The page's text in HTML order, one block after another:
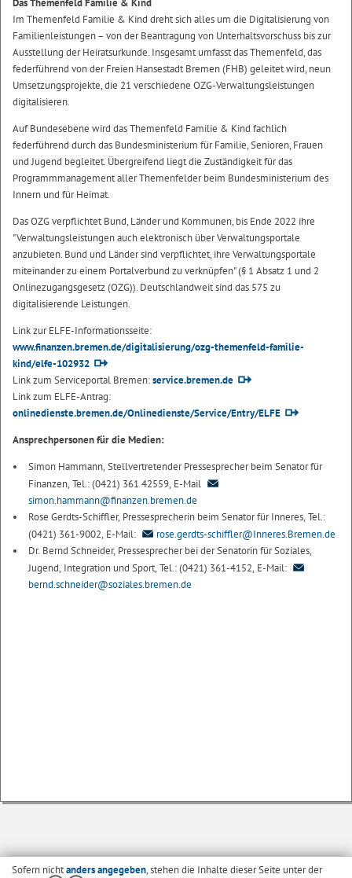
Das Themenfeld Familie & Kind
Im Themenfeld Familie & Kind dreht sich alles um die Digitalisierung von
Familienleistungen – von der Beantragung von Unterhaltsvorschuss bis zur
Ausstellung der Heiratsurkunde. Insgesamt umfasst das Themenfeld, das
federführend von der Freien Hansestadt Bremen (FHB) geleitet wird, neun
Umsetzungsprojekte, die 21 verschiedene OZG-Verwaltungsleistungen
digitalisieren.
Auf Bundesebene wird das Themenfeld Familie & Kind fachlich
federführend durch das Bundesministerium für Familie, Senioren, Frauen
und Jugend begleitet. Übergreifend liegt die Zuständigkeit für das
Programmmanagement aller Themenfelder beim Bundesministerium des
Innern und für Heimat.
Das OZG verpflichtet Bund, Länder und Kommunen, bis Ende 2022 ihre
"Verwaltungsleistungen auch elektronisch über Verwaltungsportale
anzubieten. Bund und Länder sind verpflichtet, ihre Verwaltungsportale
miteinander zu einem Portalverbund zu verknüpfen" (§ 1 Absatz 1 und 2
Onlinezugangsgesetz (OZG)). Deutschlandweit sind das 575 zu
digitalisierende Leistungen.
Link zur ELFE-Informationsseite:
www.finanzen.bremen.de/digitalisierung/ozg-themenfeld-familie-
kind/elfe-102932
Link zum Serviceportal Bremen:service.bremen.de
Link zum ELFE-Antrag:
onlinedienste.bremen.de/Onlinedienste/Service/Entry/ELFE
Ansprechpersonen für die Medien:
Simon Hammann, Stellvertretender Pressesprecher beim Senator für
Finanzen, Tel.: (0421) 361 42559, E-Mail
simon.hammann@finanzen.bremen.de
Rose Gerdts-Schiffler, Pressesprecherin beim Senator für Inneres, Tel.:
(0421) 361-9002, E-Mail:
rose.gerdts-schiffler@Inneres.Bremen.de
Dr. Bernd Schneider, Pressesprecher bei der Senatorin für Soziales,
Jugend, Integration und Sport, Tel.: (0421) 361-4152, E-Mail:
bernd.schneider@soziales.bremen.de
Sofern nichtanders angegeben, stehen die Inhalte dieser Seite unter der